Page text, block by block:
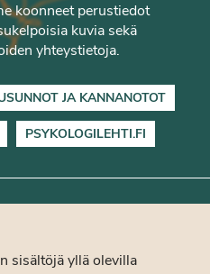
koonneet perustiedot
kuvia sekä
yhteystietoja.
JA KANNANOTOT
PSYKOLOGILEHTI.FI
sisältöjä yllä olevilla